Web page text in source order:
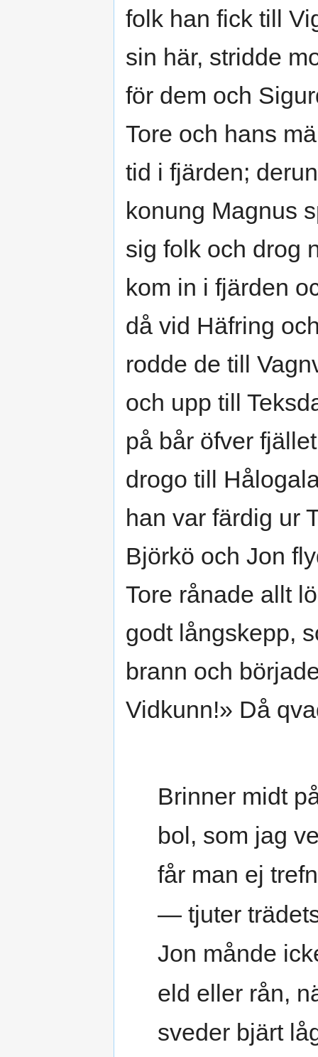
folk han fick till
sin här, stridde
för dem och
Tore och hans
tid i fjärden;
konung Magnus
sig folk och drog
kom in i fjärden
då vid Häfring
rodde de till
och upp till
på bår öfver
drogo till
han var färdig ur
Björkö och Jon
Tore rånade allt
godt långskepp,
brann och
Vidkunn!» Då
Brinner midt
bol, som jag
får man ej
— tjuter
Jon månde
eld eller rån,
sveder bjärt